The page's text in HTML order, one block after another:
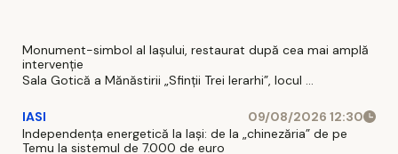
Monument-simbol al Iaşului, restaurat după cea mai amplă
intervenţie
Sala Gotică a Mănăstirii „Sfinţii Trei Ierarhi”, locul ...
IASI
09/08/2026 12:30
Independența energetică la Iași: de la „chinezăria” de pe
Temu la sistemul de 7.000 de euro